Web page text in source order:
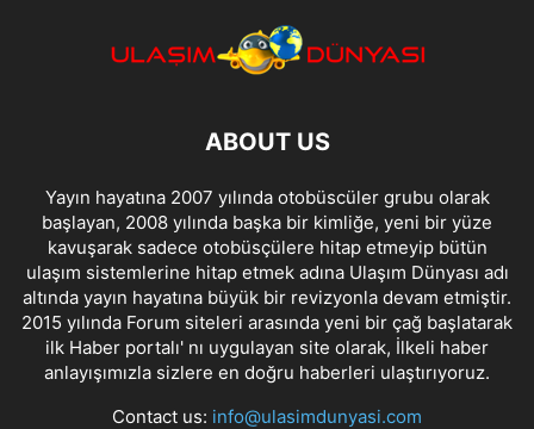
ABOUT US
Yayın hayatına 2007 yılında otobüscüler grubu olarak
başlayan, 2008 yılında başka bir kimliğe, yeni bir yüze
kavuşarak sadece otobüsçülere hitap etmeyip bütün
ulaşım sistemlerine hitap etmek adına Ulaşım Dünyası adı
altında yayın hayatına büyük bir revizyonla devam etmiştir.
2015 yılında Forum siteleri arasında yeni bir çağ başlatarak
ilk Haber portalı' nı uygulayan site olarak, İlkeli haber
anlayışımızla sizlere en doğru haberleri ulaştırıyoruz.
Contact us: info@ulasimdunyasi.com